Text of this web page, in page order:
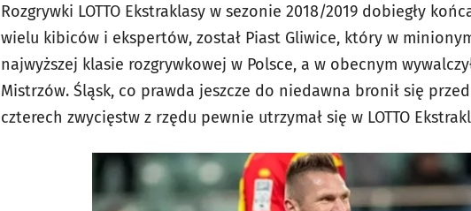
Rozgrywki LOTTO Ekstraklasy w sezonie 2018/2019 dobiegły
wielu kibiców i ekspertów, został Piast Gliwice, który w
najwyższej klasie rozgrywkowej w Polsce, a w obecnym
Mistrzów. Śląsk, co prawda jeszcze do niedawna bronił się
czterech zwycięstw z rzędu pewnie utrzymał się w LOTTO